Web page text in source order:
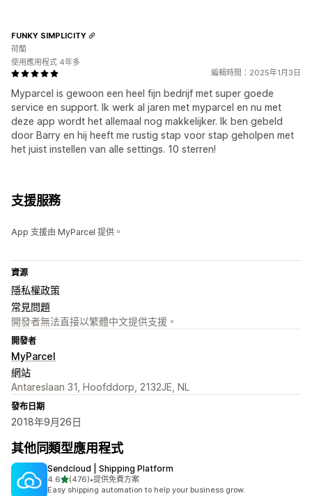
編輯時間：2025年1月3日
Myparcel is gewoon een heel fijn bedrijf met super goede
service en support. Ik werk al jaren met myparcel en nu met
deze app wordt het allemaal nog makkelijker. Ik ben gebeld
door Barry en hij heeft me rustig stap voor stap geholpen met
het juist instellen van alle settings. 10 sterren!
FUNKY SIMPLICITY
荷蘭
使用應用程式 4年多
支援服務
App 支援由 MyParcel 提供。
資源
隱私權政策
常見問題
開發者無法直接以繁體中文提供支援。
開發者
MyParcel
網站
Antareslaan 31, Hoofddorp, 2132JE, NL
發布日期
2018年9月26日
其他同類型應用程式
Sendcloud | Shipping Platform
4.6滿分 5 顆星
(476)
共有 476 則評價
•提供免費方案
Easy shipping automation to help your business grow.